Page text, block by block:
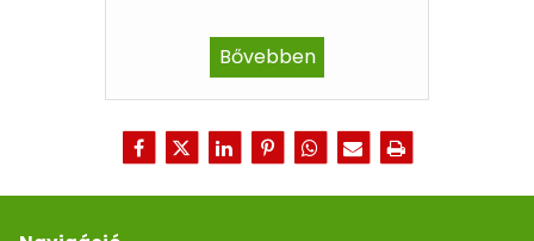
Bővebben